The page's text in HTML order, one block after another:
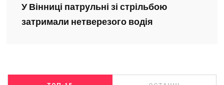
У Вінниці патрульні зі стрільбою
затримали нетверезого водія